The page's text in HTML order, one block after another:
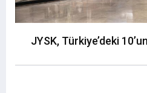
JYSK, Türkiye’deki